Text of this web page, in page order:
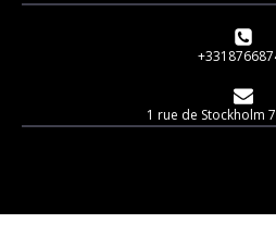
1 rue de Stockholm